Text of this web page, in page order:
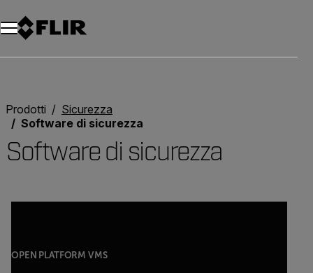
Unread messages
Modello
Rimuovi
articoli
articolo
Aggiungi al carrello
Aggiunto al carrello
Prodotti
Sicurezza
Software di sicurezza
Software di sicurezza
OPEN PLATFORM VMS